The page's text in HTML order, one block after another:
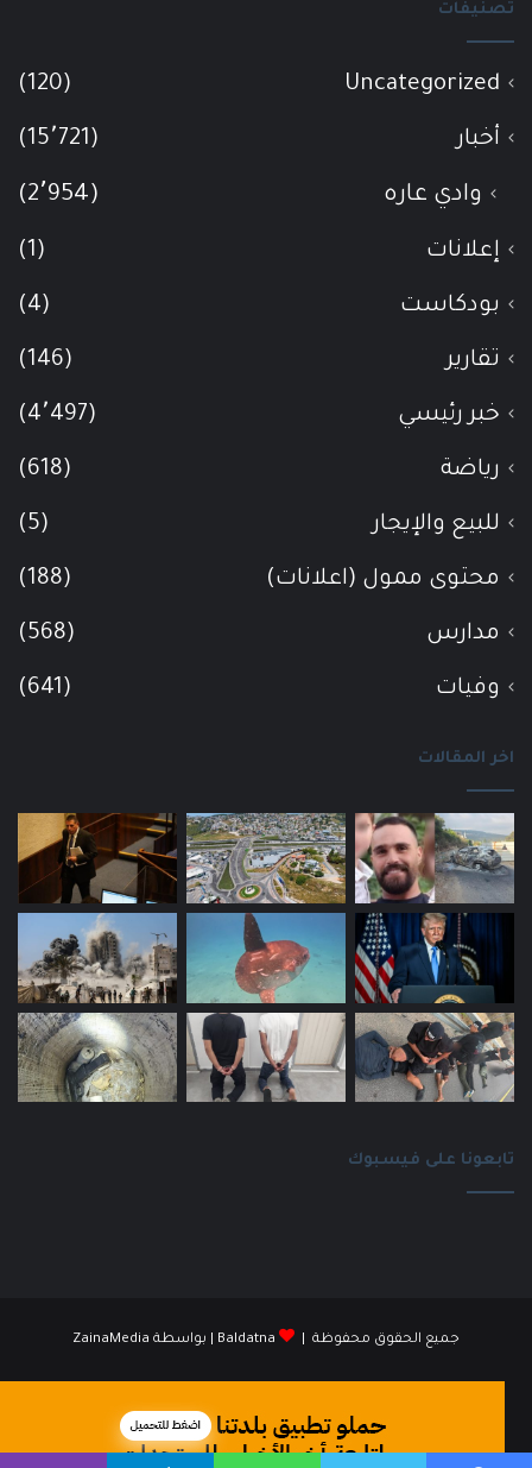
تصنيفات
Uncategorized
(120)
أخبار (15٬721)
وادي عاره (2٬954)
إعلانات (1)
بودكاست (4)
تقارير (146)
خبر رئيسي (4٬497)
رياضة (618)
للبيع والإيجار (5)
محتوى ممول (اعلانات) (188)
مدارس (568)
وفيات (641)
اخر المقالات
تابعونا على فيسبوك
جميع الحقوق محفوظة | Baldatna | بواسطة ZainaMedia